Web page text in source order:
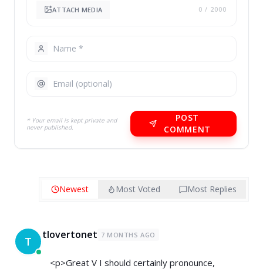
ATTACH MEDIA 0 / 2000
* Your email is kept private and
never published.
POST
COMMENT
Newest Most Voted Most Replies
T tlovertonet 7 MONTHS AGO
<p>Great V I should certainly pronounce,